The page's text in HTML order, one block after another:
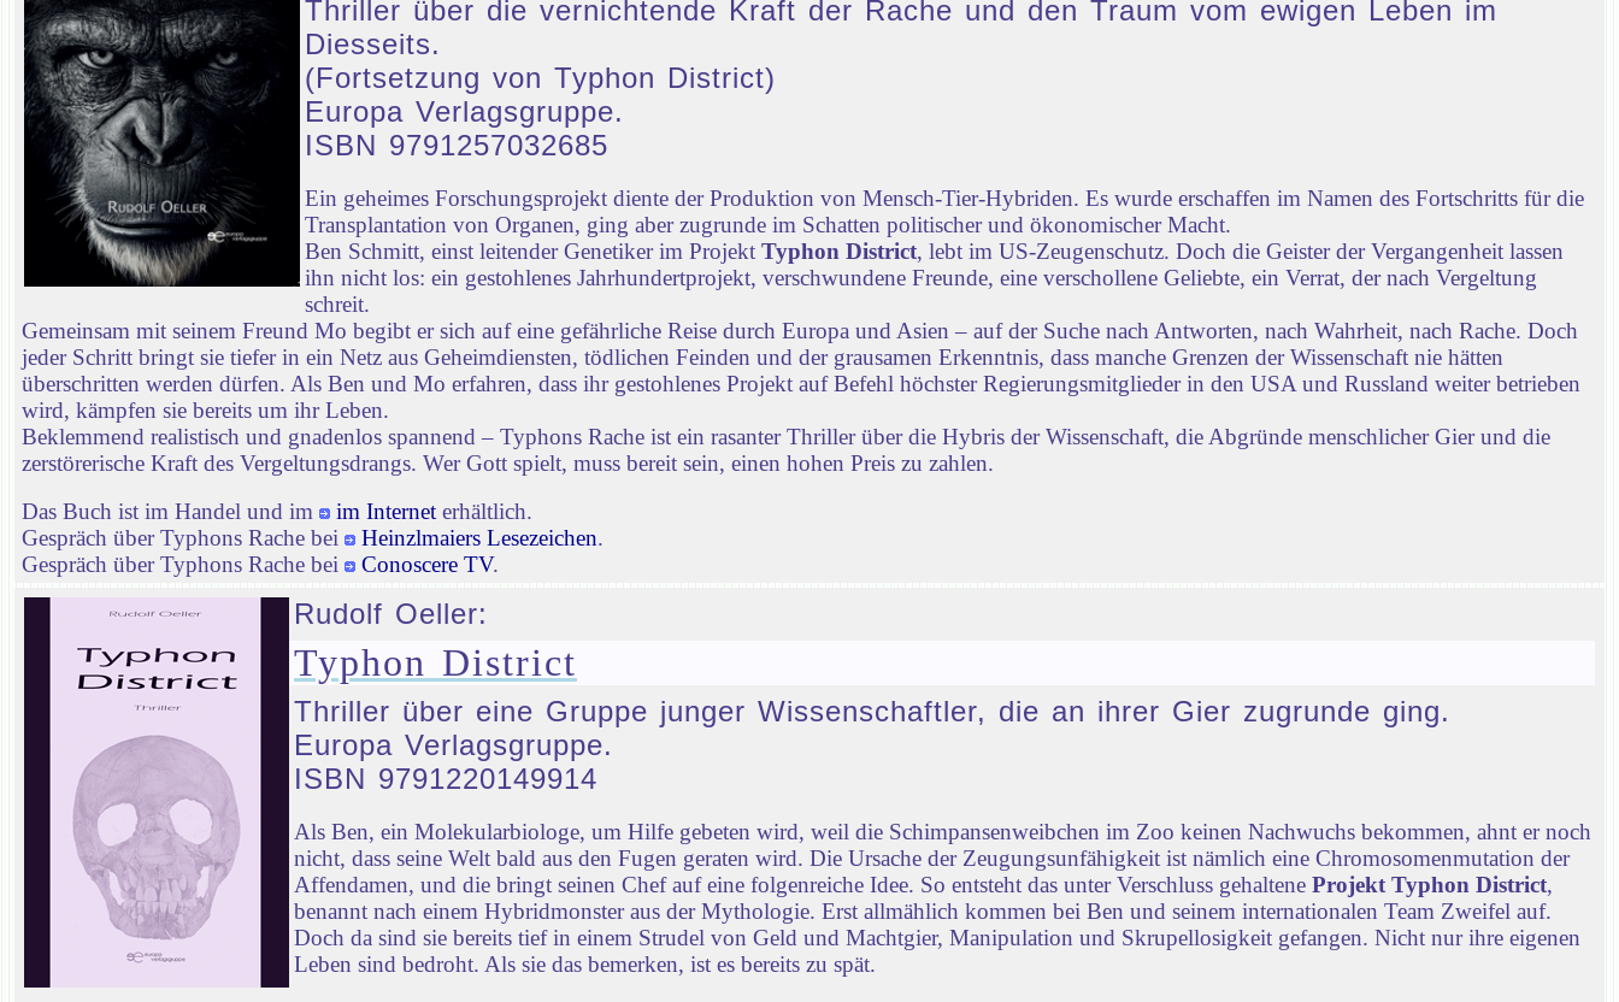
Thriller über die vernichtende Kraft der Rache und den Traum vom ewigen Leben im
Diesseits.
(Fortsetzung von Typhon District)
Europa Verlagsgruppe.
ISBN 9791257032685
Ein geheimes Forschungsprojekt diente der Produktion von Mensch-Tier-Hybriden. Es wurde erschaffen im Namen des Fortschritts für die
Transplantation von Organen, ging aber zugrunde im Schatten politischer und ökonomischer Macht.
Ben Schmitt, einst leitender Genetiker im ProjektTyphon District, lebt im US-Zeugenschutz. Doch die Geister der Vergangenheit lassen
ihn nicht los: ein gestohlenes Jahrhundertprojekt, verschwundene Freunde, eine verschollene Geliebte, ein Verrat, der nach Vergeltung
schreit.
Gemeinsam mit seinem Freund Mo begibt er sich auf eine gefährliche Reise durch Europa und Asien – auf der Suche nach Antworten, nach Wahrheit, nach Rache. Doch
jeder Schritt bringt sie tiefer in ein Netz aus Geheimdiensten, tödlichen Feinden und der grausamen Erkenntnis, dass manche Grenzen der Wissenschaft nie hätten
überschritten werden dürfen. Als Ben und Mo erfahren, dass ihr gestohlenes Projekt auf Befehl höchster Regierungsmitglieder in den USA und Russland weiter betrieben
wird, kämpfen sie bereits um ihr Leben.
Beklemmend realistisch und gnadenlos spannend – Typhons Rache ist ein rasanter Thriller über die Hybris der Wissenschaft, die Abgründe menschlicher Gier und die
zerstörerische Kraft des Vergeltungsdrangs. Wer Gott spielt, muss bereit sein, einen hohen Preis zu zahlen.
Das Buch ist im Handel und im
im Internet erhältlich.
Gespräch über Typhons Rache bei
Heinzlmaiers Lesezeichen.
Gespräch über Typhons Rache bei
Conoscere TV.
Rudolf Oeller:
Typhon District
Thriller über eine Gruppe junger Wissenschaftler, die an ihrer Gier zugrunde ging.
Europa Verlagsgruppe.
ISBN 9791220149914
Als Ben, ein Molekularbiologe, um Hilfe gebeten wird, weil die Schimpansenweibchen im Zoo keinen Nachwuchs bekommen, ahnt er noch
nicht, dass seine Welt bald aus den Fugen geraten wird. Die Ursache der Zeugungsunfähigkeit ist nämlich eine Chromosomenmutation der
Affendamen, und die bringt seinen Chef auf eine folgenreiche Idee. So entsteht das unter Verschluss gehaltene Projekt Typhon District,
benannt nach einem Hybridmonster aus der Mythologie. Erst allmählich kommen bei Ben und seinem internationalen Team Zweifel auf.
Doch da sind sie bereits tief in einem Strudel von Geld und Machtgier, Manipulation und Skrupellosigkeit gefangen. Nicht nur ihre eigenen
Leben sind bedroht. Als sie das bemerken, ist es bereits zu spät.